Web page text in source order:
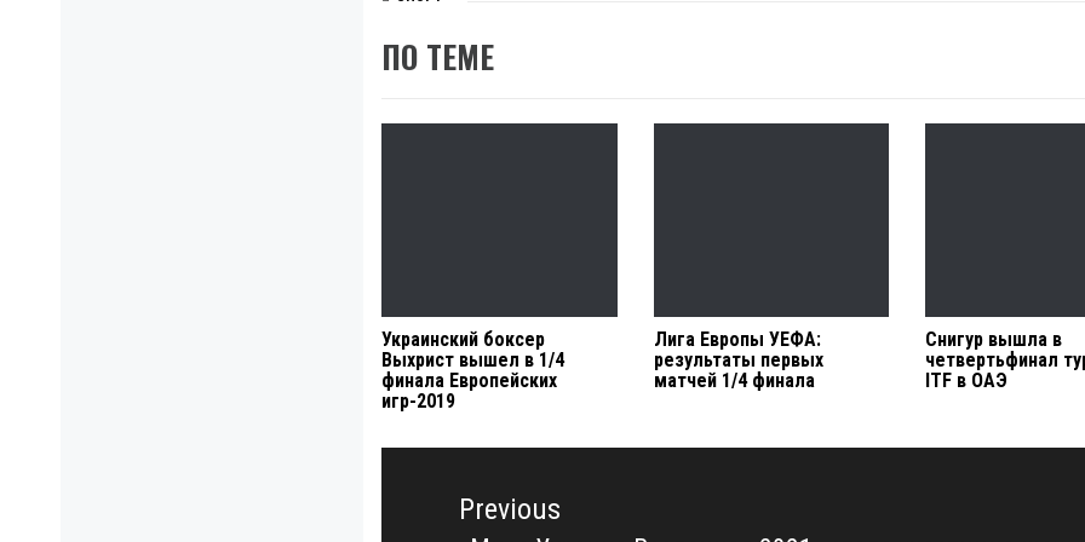
ПО ТЕМЕ
Украинский боксер
Выхрист вышел в 1/4
финала Европейских
игр-2019
Лига Европы УЕФА:
результаты первых
матчей 1/4 финала
Снигур вышла в
четвертьфинал
ITF в ОАЭ
Навигация
записямPrevious